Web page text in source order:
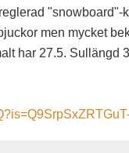
men mycket
har 27.5. Sullängd